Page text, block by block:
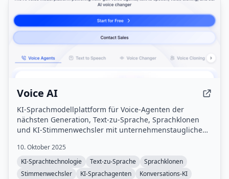
Voice AI
KI-Sprachmodellplattform für Voice-Agenten der
nächsten Generation, Text-zu-Sprache, Sprachklonen
und KI-Stimmenwechsler mit unternehmenstauglichen
Sprachtransformationsfunktionen.
10. Oktober 2025
KI-Sprachtechnologie
Text-zu-Sprache
Sprachklonen
Stimmenwechsler
KI-Sprachagenten
Konversations-KI